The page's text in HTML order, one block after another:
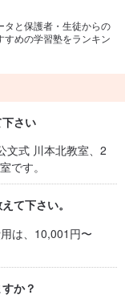
タと保護者・生徒からの
すめの学習塾をランキン
さい
文式 川本北教室、2
です。
て下さい。
は、10,001円〜
か？